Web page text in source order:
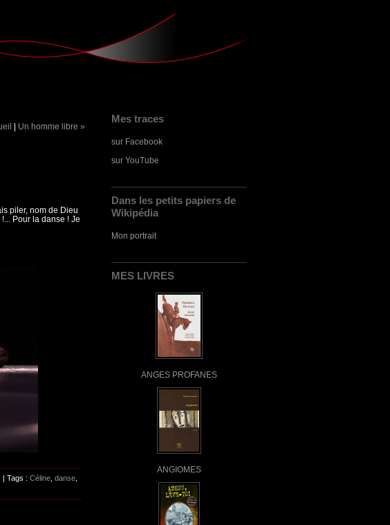
Mes traces
sur Facebook
sur YouTube
Dans les petits papiers de
Wikipédia
Mon portrait
MES LIVRES
ANGES PROFANES
ANGIOMES
| Un homme libre »
piler, nom de Dieu
Pour la danse ! Je
| Tags : Céline, danse,